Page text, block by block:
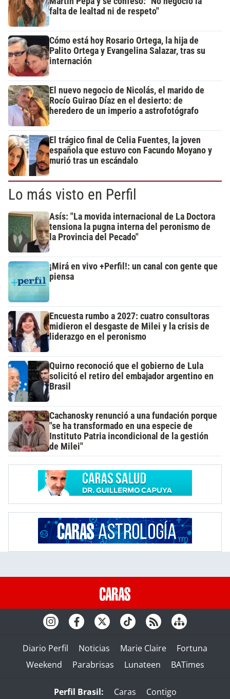
falta de lealtad ni de respeto"
Cómo está hoy Rosario Ortega, la hija de
Palito Ortega y Evangelina Salazar, tras su
internación
El nuevo negocio de Nicolás, el marido de
Rocío Guirao Díaz en el desierto: de
heredero de un imperio a astrofotógrafo
El trágico final de Celia Fuentes, la joven
española que estuvo con Facundo Moyano y
murió tras un escándalo
Lo más visto en Perfil
Asís: "La movida internacional de La Doctora
tensiona la pugna interna del peronismo de
la Provincia del Pecado"
¡Mirá en vivo +Perfil!: un canal con gente que
piensa
Encuesta rumbo a 2027: cuatro consultoras
midieron el desgaste de Milei y la crisis de
liderazgo en el peronismo
Quirno reconoció que el gobierno de Lula
solicitó el retiro del embajador argentino en
Brasil
Cachanosky renunció a una fundación porque
"se ha transformado en una especie de
Instituto Patria incondicional de la gestión
de Milei"
Diario Perfil Noticias Marie Claire
Fortuna
Weekend
Parabrisas Lunateen BATimes
Perfil Brasil: Caras Contigo